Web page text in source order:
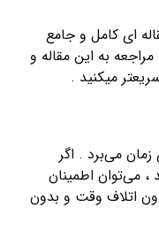
ای کامل و جامع
به این مقاله و
میکنید .
۷ تا ۱۰ روز کاری زمان می‌برد . اگر
می‌توان اطمینان
اتلاف وقت و بدون